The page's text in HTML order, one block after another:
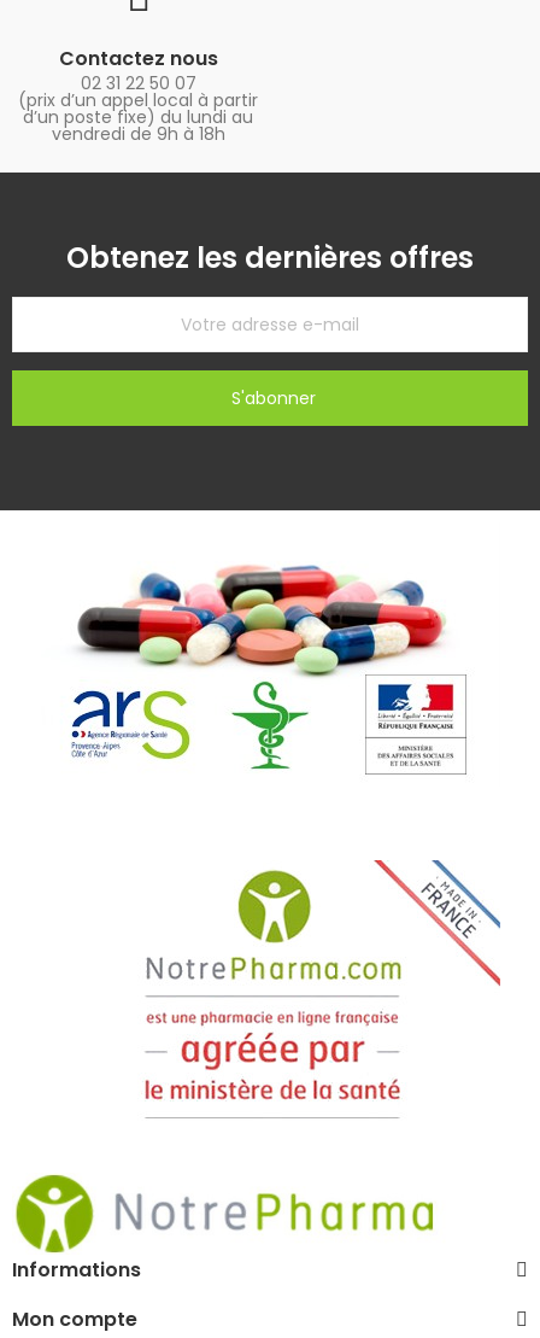
Contactez nous
02 31 22 50 07
(prix d’un appel local à partir
d’un poste fixe) du lundi au
vendredi de 9h à 18h
Obtenez les dernières offres
S'abonner
Informations
Mon compte